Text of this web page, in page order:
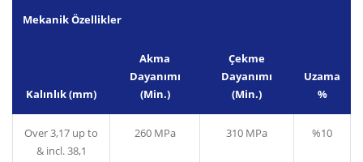
Mekanik Özellikler
Kalınlık (mm)
Akma
Dayanımı
(Min.)
Çekme
Dayanımı
(Min.)
Uzama
%
Over 3,17 up to
& incl. 38,1
260 MPa 310 MPa %10